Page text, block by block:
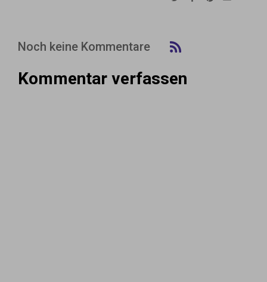
Noch keine Kommentare
Kommentar verfassen